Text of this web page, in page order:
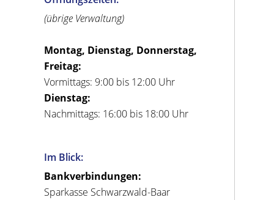
(übrige Verwaltung)
Montag, Dienstag, Donnerstag,
Freitag:
Vormittags: 9:00 bis 12:00 Uhr
Dienstag:
Nachmittags: 16:00 bis 18:00 Uhr
Im Blick:
Bankverbindungen:
Sparkasse Schwarzwald-Baar